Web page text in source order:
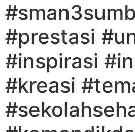
#prestasi
#inspirasi
#kreasi